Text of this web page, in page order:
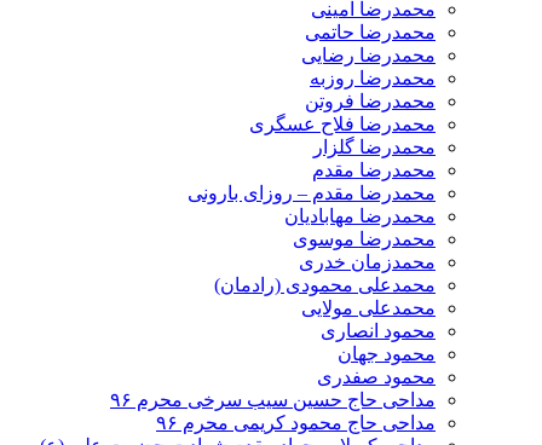
محمدرضا امینی
محمدرضا حاتمی
محمدرضا رضایی
محمدرضا روزبه
محمدرضا فروتن
محمدرضا فلاح عسگری
محمدرضا گلزار
محمدرضا مقدم
محمدرضا مقدم – روزای بارونی
محمدرضا مهابادیان
محمدرضا موسوی
محمدزمان خدری
محمدعلی محمودی (رادمان)
محمدعلی مولایی
محمود انصاری
محمود جهان
محمود صفدری
مداحی حاج حسین سیب سرخی محرم ۹۶
مداحی حاج محمود کریمی محرم ۹۶